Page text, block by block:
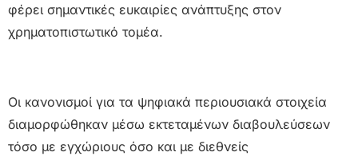
φέρει σημαντικές ευκαιρίες ανάπτυξης στον
χρηματοπιστωτικό τομέα.
Οι κανονισμοί για τα ψηφιακά περιουσιακά στοιχεία
διαμορφώθηκαν μέσω εκτεταμένων διαβουλεύσεων
τόσο με εγχώριους όσο και με διεθνείς